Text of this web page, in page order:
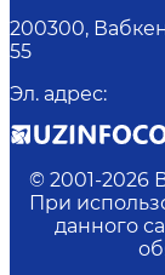
200300,
55
Эл. адрес:
© 2001-2026
При
данного